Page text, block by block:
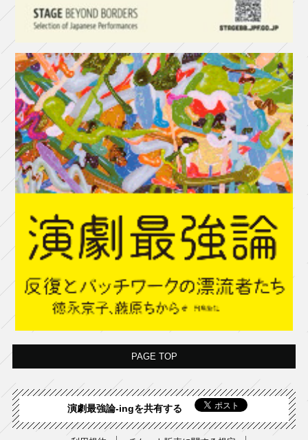
PAGE TOP
演劇最強論-ingを共有する